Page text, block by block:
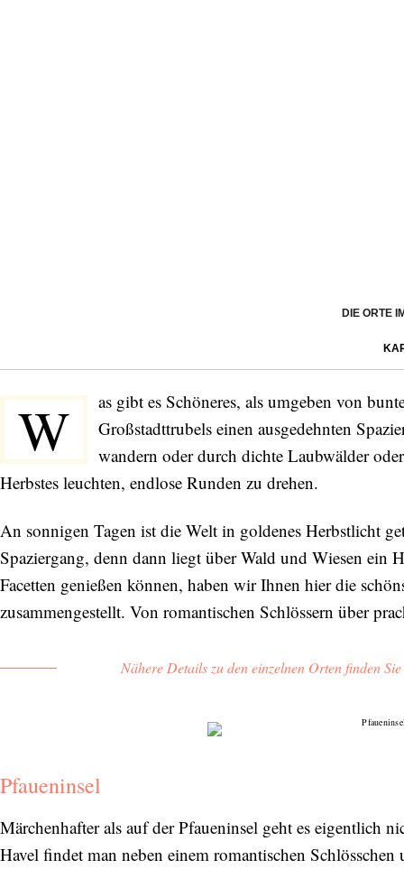
DIE ORTE
W
as gibt es Schöneres, als umgeben von
Großstadttrubels einen ausgedehnten
wandern oder durch dichte Laubwälder
Herbstes leuchten, endlose Runden zu drehen.
An sonnigen Tagen ist die Welt in goldenes Herbstlicht
Spaziergang, denn dann liegt über Wald und Wiesen
Facetten genießen können, haben wir Ihnen hier die
zusammengestellt. Von romantischen Schlössern über
Nähere Details zu den einzelnen Orten finden
Pfaueninsel
Märchenhafter als auf der Pfaueninsel geht es eigentlich
Havel findet man neben einem romantischen